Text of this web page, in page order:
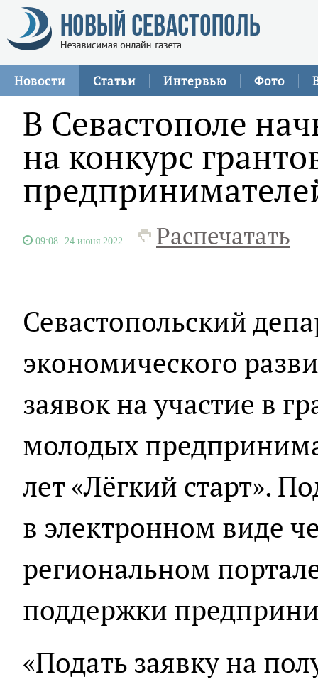
Новости Статьи Интервью Фото
В Севастополе
на конкурс
09:08 24 июня 2022 Распечатать
Севастопольский
экономического
заявок на участие в
молодых
лет «Лёгкий старт».
в электронном виде
региональном
поддержки
«Подать заявку на